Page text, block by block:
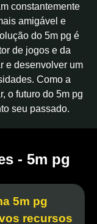
constantemente
amigável e
do 5m pg é
de jogos e da
e desenvolver um
Como a
o futuro do 5m pg
seu passado.
- 5m pg
5m pg
recursos